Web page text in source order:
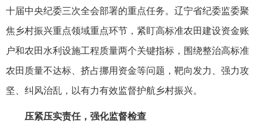
十届中央纪委三次全会部署的重点任务。辽宁省纪委监委聚
焦乡村振兴重点领域重点环节，紧盯高标准农田建设资金账
户和农田水利设施工程质量两个关键指标，围绕整治高标准
农田质量不达标、挤占挪用资金等问题，靶向发力、强力攻
坚、纠风治乱，以有力有效监督护航乡村振兴。
压紧压实责任，强化监督检查